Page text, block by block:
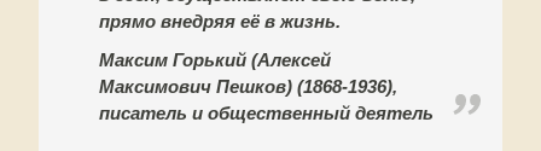
прямо внедряя её в жизнь.
Максим Горький (Алексей
Максимович Пешков) (1868-1936),
писатель и общественный деятель